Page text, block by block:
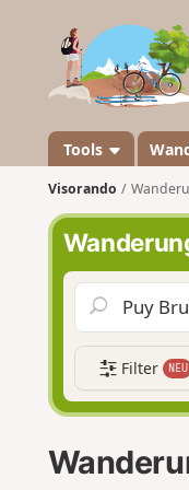
Tools
Visorando
Filter NEU